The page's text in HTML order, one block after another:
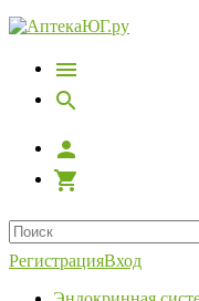
РегистрацияВход